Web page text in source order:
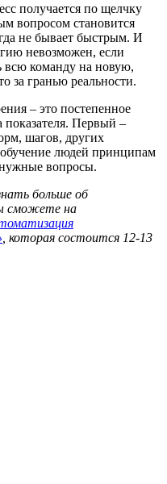
получается по щелчку
вопросом становится
не бывает быстрым. И
невозможен, если
всю команду на новую,
за гранью реальности.
– это постепенное
показателя. Первый –
шагов, других
людей принципам
вопросы.
больше об
сможете на
, которая состоится 12-13